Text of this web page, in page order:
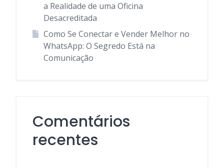
a Realidade de uma Oficina
Desacreditada
Como Se Conectar e Vender Melhor no
WhatsApp: O Segredo Está na
Comunicação
Comentários
recentes